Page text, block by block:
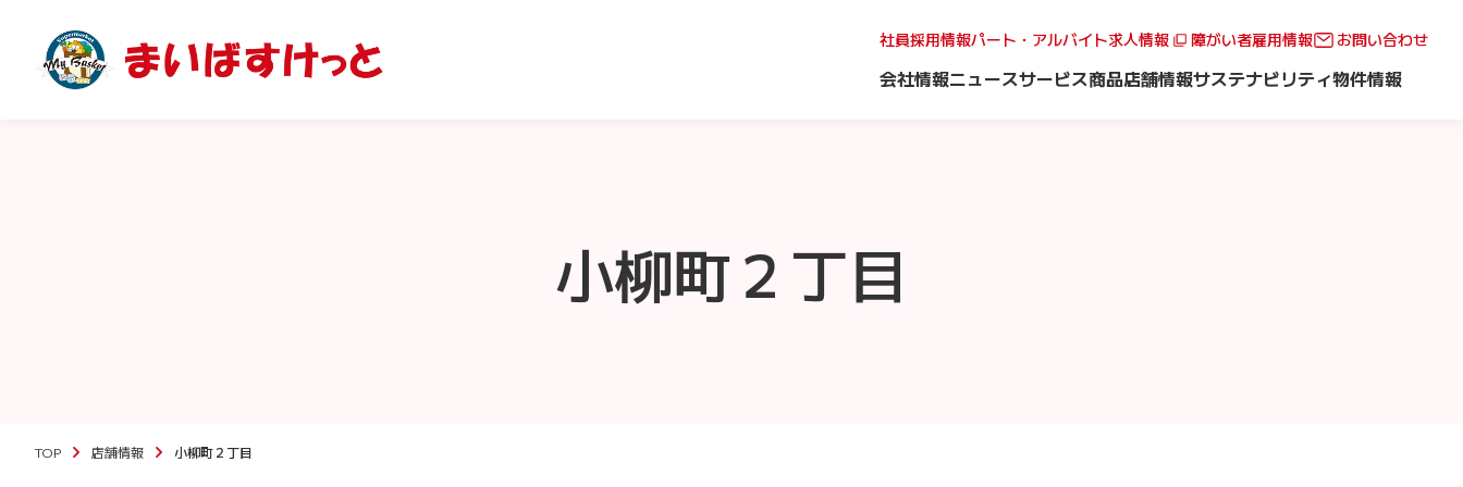
社員採用情報パート・アルバイト求人情報 障がい者雇用情報 お問い合わせ
会社情報ニュースサービス商品店舗情報サステナビリティ物件情報
小柳町２丁目
TOP 店舗情報 小柳町２丁目